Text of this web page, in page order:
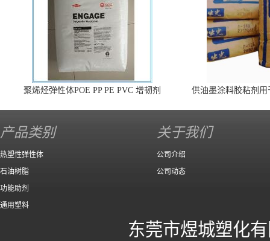
聚烯烃弹性体POE PP PE PVC 增韧剂
供油墨涂料胶粘剂
产品类别
热塑性弹性体
石油树脂
功能助剂
通用塑料
关于我们
公司介绍
公司动态
东莞市煜城塑化